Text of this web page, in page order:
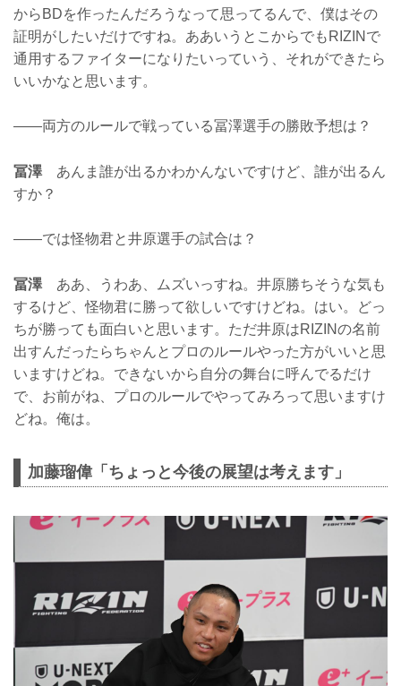
からBDを作ったんだろうなって思ってるんで、僕はその
証明がしたいだけですね。ああいうとこからでもRIZINで
通用するファイターになりたいっていう、それができたら
いいかなと思います。
——両方のルールで戦っている冨澤選手の勝敗予想は？
冨澤あんま誰が出るかわかんないですけど、誰が出るん
すか？
——では怪物君と井原選手の試合は？
冨澤ああ、うわあ、ムズいっすね。井原勝ちそうな気も
するけど、怪物君に勝って欲しいですけどね。はい。どっ
ちが勝っても面白いと思います。ただ井原はRIZINの名前
出すんだったらちゃんとプロのルールやった方がいいと思
いますけどね。できないから自分の舞台に呼んでるだけ
で、お前がね、プロのルールでやってみろって思いますけ
どね。俺は。
加藤瑠偉「ちょっと今後の展望は考えます」